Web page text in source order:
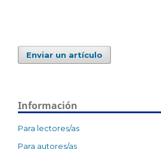
Enviar un artículo
Información
Para lectores/as
Para autores/as